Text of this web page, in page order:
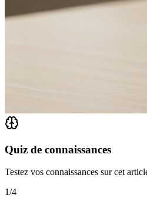
Quiz de connaissances
Testez vos connaissances sur cet
1/4